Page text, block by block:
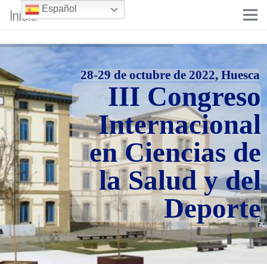
Inicio
III Congreso
Internacional
en Ciencias de
la Salud y del
Deporte
28-29 de octubre de 2022, Huesca
Español